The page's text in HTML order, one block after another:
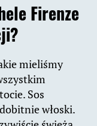
Firenze
mieliśmy
Sos
włoski.